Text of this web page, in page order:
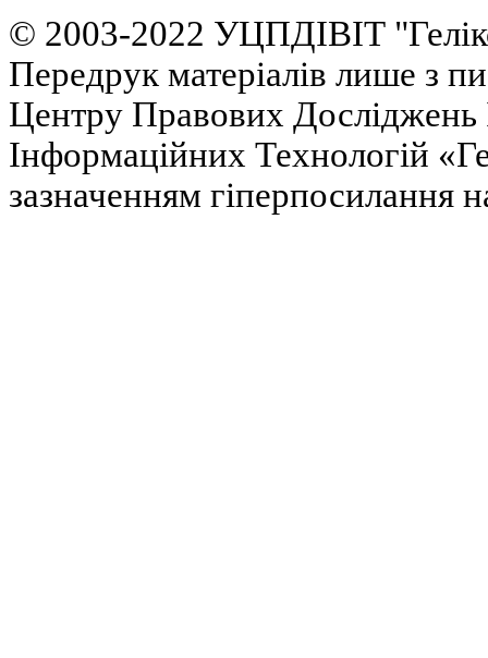
© 2003-2022 УЦПДІВІТ
Передрук матеріалів лише з
Центру Правових Досліджень
Інформаційних Технологій
зазначенням гіперпосилання